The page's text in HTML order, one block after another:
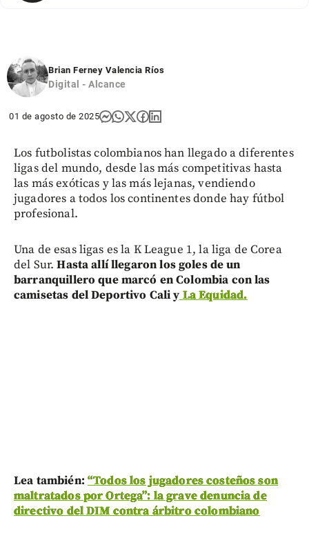
Brian Ferney Valencia Ríos
Digital - Alcance
01 de agosto de 2025
Los futbolistas colombianos han llegado a diferentes
ligas del mundo, desde las más competitivas hasta
las más exóticas y las más lejanas, vendiendo
jugadores a todos los continentes donde hay fútbol
profesional.
Una de esas ligas es la K League 1, la liga de Corea
del Sur.Hasta allí llegaron los goles de un
barranquillero que marcó en Colombia con las
camisetas del Deportivo Cali y La Equidad.
Lea también: “Todos los jugadores costeños son
maltratados por Ortega”: la grave denuncia de
directivo del DIM contra árbitro colombiano